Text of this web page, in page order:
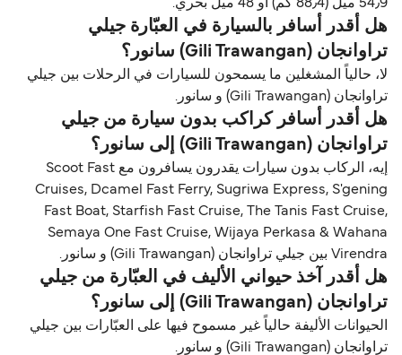
54٫9 ميل (88٫4 كم) أو 48 ميل بحري.
هل أقدر أسافر بالسيارة في العبّارة جيلي
تراوانجان (Gili Trawangan) سانور؟
لا، حالياً المشغلين ما يسمحون للسيارات في الرحلات بين جيلي
تراوانجان (Gili Trawangan) و سانور.
هل أقدر أسافر كراكب بدون سيارة من جيلي
تراوانجان (Gili Trawangan) إلى سانور؟
إيه، الركاب بدون سيارات يقدرون يسافرون مع Scoot Fast
Cruises, Dcamel Fast Ferry, Sugriwa Express, S'gening
Fast Boat, Starfish Fast Cruise, The Tanis Fast Cruise,
Semaya One Fast Cruise, Wijaya Perkasa & Wahana
Virendra بين جيلي تراوانجان (Gili Trawangan) و سانور.
هل أقدر آخذ حيواني الأليف في العبّارة من جيلي
تراوانجان (Gili Trawangan) إلى سانور؟
الحيوانات الأليفة حالياً غير مسموح فيها على العبّارات بين جيلي
تراوانجان (Gili Trawangan) و سانور.